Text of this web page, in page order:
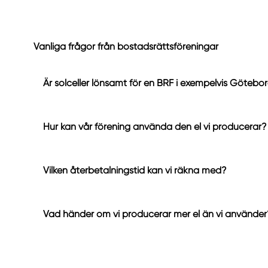
Vanliga frågor från bostadsrättsföreningar
Är solceller lönsamt för en BRF i exempelvis
Hur kan vår förening använda den el vi producerar?
Vilken återbetalningstid kan vi räkna med?
Vad händer om vi producerar mer el än vi